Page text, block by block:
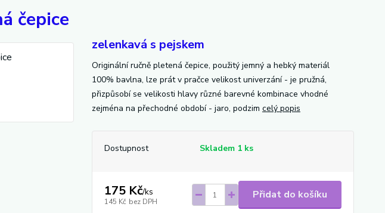
čepice
zelenkavá s pejskem
Originální ručně pletená čepice, použitý jemný a hebký materiál
100% bavlna, lze prát v pračce velikost univerzání - je pružná,
přizpůsobí se velikosti hlavy různé barevné kombinace vhodné
zejména na přechodné období - jaro, podzim celý popis
Dostupnost Skladem 1 ks
175 Kč/ks
145 Kč bez DPH
Přidat do košíku